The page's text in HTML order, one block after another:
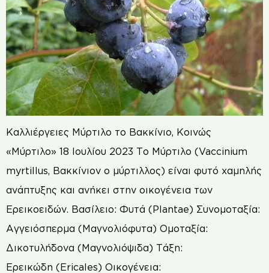
Καλλιέργειες Μύρτιλο το Βακκίνιο, Κοινώς
«Μύρτιλο» 18 Ιουλίου 2023 Το Μύρτιλο (Vaccinium
myrtillus, Βακκίνιον ο μύρτιλλος) είναι φυτό χαμηλής
ανάπτυξης και ανήκει στην οικογένεια των
Ερεικοειδών. Βασίλειο: Φυτά (Plantae) Συνομοταξία:
Αγγειόσπερμα (Μαγνολιόφυτα) Ομοταξία:
Δικοτυλήδονα (Μαγνολιόψιδα) Τάξη:
Ερεικώδη (Ericales) Οικογένεια: